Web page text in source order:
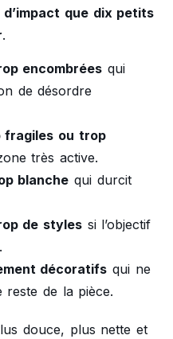
que dix petits
.
encombrées qui
de désordre
fragiles ou trop
très active.
blanche qui durcit
de styles si l’objectif
décoratifs qui ne
reste de la pièce.
douce, plus nette et